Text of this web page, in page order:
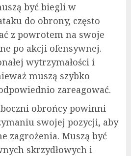
być biegli w
do obrony, często
z powrotem na swoje
po akcji ofensywnej.
wytrzymałości i
muszą szybko
zareagować.
obrońcy powinni
swojej pozycji, aby
zagrożenia. Muszą być
skrzydłowych i